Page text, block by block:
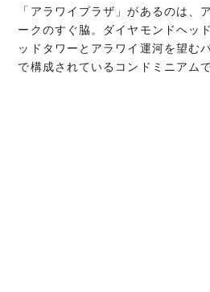
「アラワイプラザ」があるのは、
ークのすぐ脇。ダイヤモンドヘッ
ッドタワーとアラワイ運河を望む
で構成されているコンドミニアムで